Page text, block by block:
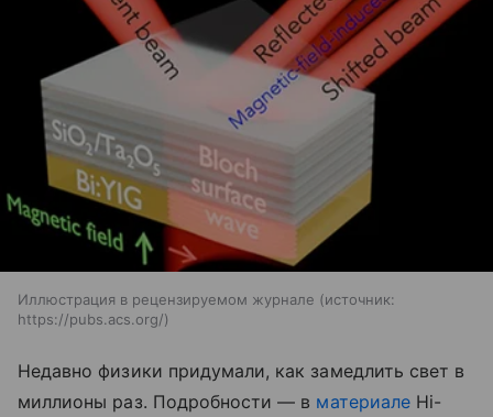
Иллюстрация в рецензируемом журнале
источник:
https://pubs.acs.org/
Недавно физики придумали, как замедлить свет в
миллионы раз. Подробности — в материалеHi-